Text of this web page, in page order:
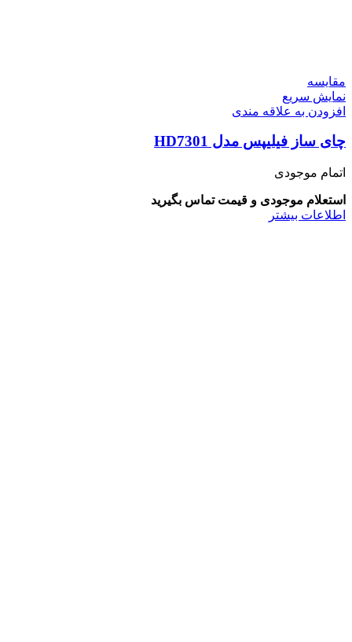
مقايسه
نمایش سریع
افزودن به علاقه مندی
چای ساز فیلیپس مدل HD7301
اتمام موجودی
استعلام موجودی و قیمت تماس بگیرید
اطلاعات بیشتر